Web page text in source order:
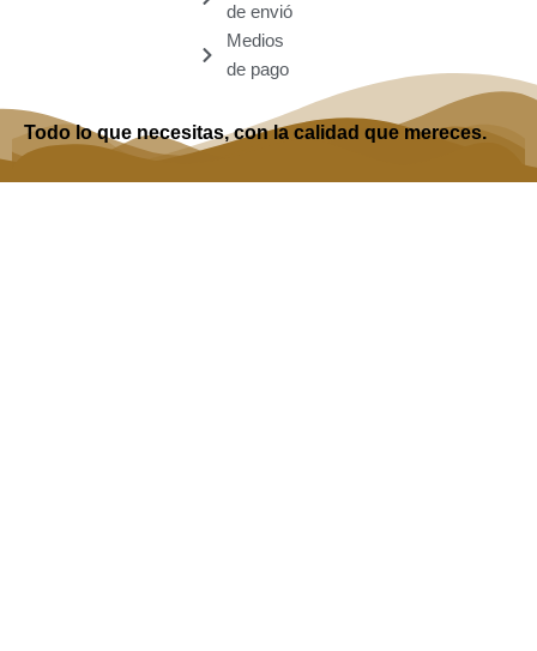
de envió
Medios
de pago
Todo lo que necesitas, con la calidad que mereces.